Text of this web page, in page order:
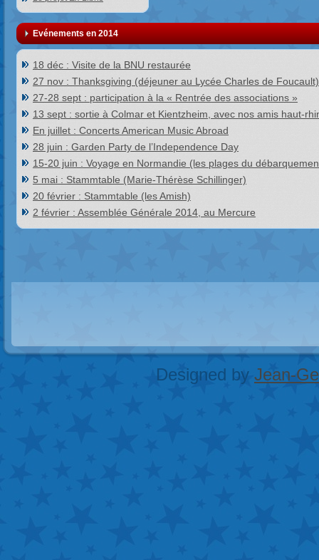
Evénements en 2014
18 déc : Visite de la BNU restaurée
27 nov : Thanksgiving (déjeuner au Lycée Charles de Foucault)
27-28 sept : participation à la « Rentrée des associations »
13 sept : sortie à Colmar et Kientzheim, avec nos amis haut-
En juillet : Concerts American Music Abroad
28 juin : Garden Party de l’Independence Day
15-20 juin : Voyage en Normandie (les plages du
5 mai : Stammtable (Marie-Thérèse Schillinger)
20 février : Stammtable (les Amish)
2 février : Assemblée Générale 2014, au Mercure
Designed by Jean-